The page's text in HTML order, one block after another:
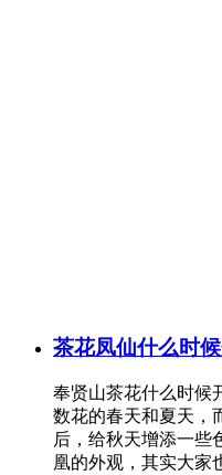
茶花凤仙什么时
奉贤山茶花什么时候
数花的春天和夏天，
后，给秋天增添一些
凰的外观，其实大家